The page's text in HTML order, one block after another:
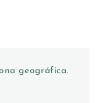
geográfica.